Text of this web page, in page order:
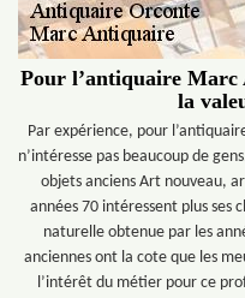
Pour l’antiquaire Marc
la
Par expérience, pour
n’intéresse pas beaucoup de
objets anciens Art nouveau,
années 70 intéressent plus ses
naturelle obtenue par les
anciennes ont la cote que les
l’intérêt du métier pour ce